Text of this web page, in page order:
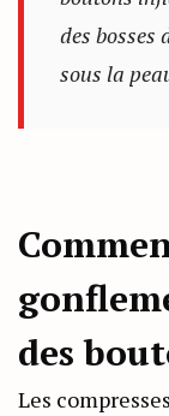
des bosses
sous la
des
Les